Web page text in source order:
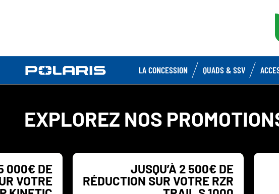
LA CONCESSION QUADS & SSV
EXPLOREZ NOS
000€ DE
VOTRE
JUSQU’À 2 500€ DE
RÉDUCTION SUR VOTRE RZR